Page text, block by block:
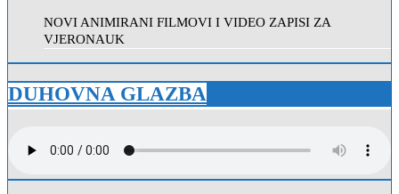
NOVI ANIMIRANI FILMOVI I VIDEO ZAPISI ZA
VJERONAUK
DUHOVNA GLAZBA